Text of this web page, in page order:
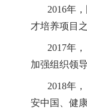
2016年
才培养项目
2017年
加强组织领
2018年
安中国、健